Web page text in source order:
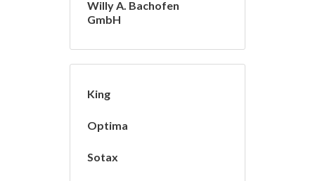
Willy A. Bachofen
GmbH
King
Optima
Sotax